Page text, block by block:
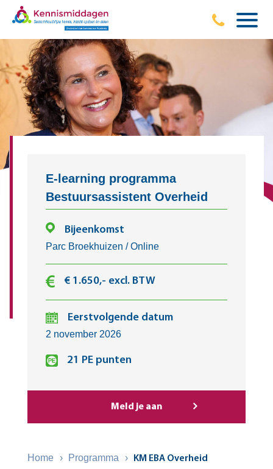
E-learning programma
Bestuursassistent Overheid
Bijeenkomst
Parc Broekhuizen / Online
€ 1.650,- excl. BTW
Eerstvolgende datum
2 november 2026
21 PE punten
Meld je aan
Home › Programma › KM EBA Overheid